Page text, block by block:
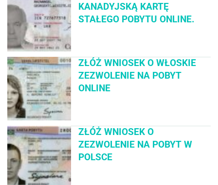
KANADYJSKĄ KARTĘ
STAŁEGO POBYTU ONLINE.
ZŁÓŻ WNIOSEK O WŁOSKIE
ZEZWOLENIE NA POBYT
ONLINE
ZŁÓŻ WNIOSEK O
ZEZWOLENIE NA POBYT W
POLSCE